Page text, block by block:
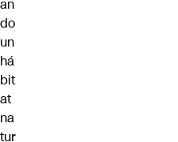
an
do
un
há
bit
at
na
tur